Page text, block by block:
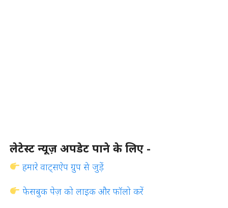
लेटेस्ट न्यूज़ अपडेट पाने के लिए -
हमारे वाट्सऐप ग्रुप से जुड़ें
फेसबुक पेज़ को लाइक और फॉलो करें